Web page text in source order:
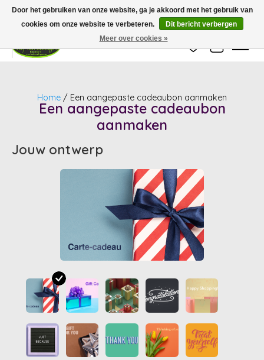
Wij zijn gesloten van 24 december tot en met 25 januari. Houd er rekening mee
dat de levertijd van uw bestelling in deze periode langer kan zijn dan
gebruikelijk.
Verlanglijst
Home / Een aangepaste cadeaubon aanmaken
Een aangepaste cadeaubon
aanmaken
Jouw ontwerp
Door het gebruiken van onze website, ga je akkoord met het gebruik van
cookies om onze website te verbeteren.
Dit bericht verbergen
Meer over cookies »